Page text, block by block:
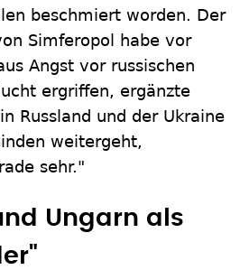
beschmiert worden. Der
Simferopol habe vor
Angst vor russischen
ergriffen, ergänzte
Russland und der Ukraine
weitergeht,
sehr."
Ungarn als